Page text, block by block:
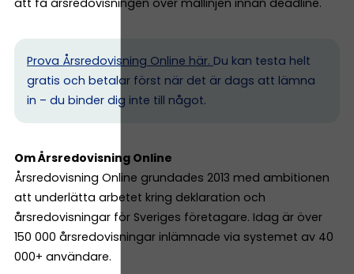
att få årsredovisningen över mållinjen innan deadline.
Prova Årsredovisning Online här. Du kan testa helt
gratis och betalar först när det är dags att lämna
in – du binder dig inte till något.
Om Årsredovisning Online
Årsredovisning Online grundades 2013 med ambitionen
att underlätta arbetet kring deklaration och
årsredovisningar för Sveriges företagare. Idag är över
150 000 årsredovisningar inlämnade via systemet av 40
000+ användare.